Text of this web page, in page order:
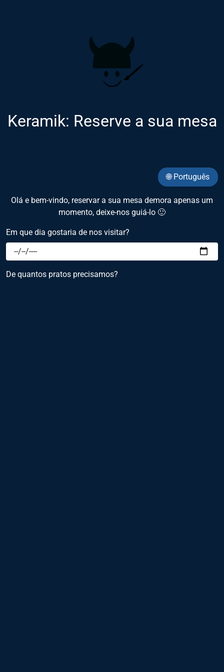
Keramik: Reserve a sua mesa
🌐 Português
Olá e bem-vindo, reservar a sua mesa demora apenas um
momento, deixe-nos guiá-lo 🙂
Em que dia gostaria de nos visitar?
De quantos pratos precisamos?